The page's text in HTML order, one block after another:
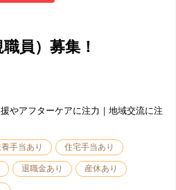
員）募集！
やアフターケアに注力｜地域交流に注
手当あり 住宅手当あり
退職金あり 産休あり